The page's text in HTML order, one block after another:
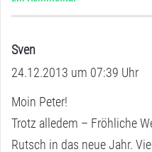
Sven
a
g
:
24.12.2013 um 07:39 Uhr
Moin Peter!
Trotz alledem – Fröhliche
Rutsch in das neue Jahr.